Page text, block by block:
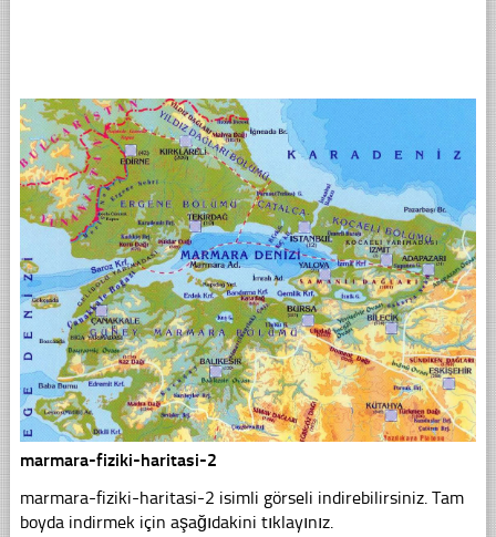
marmara-fiziki-haritasi-2
marmara-fiziki-haritasi-2 isimli görseli indirebilirsiniz. Tam
boyda indirmek için aşağıdakini tıklayınız.